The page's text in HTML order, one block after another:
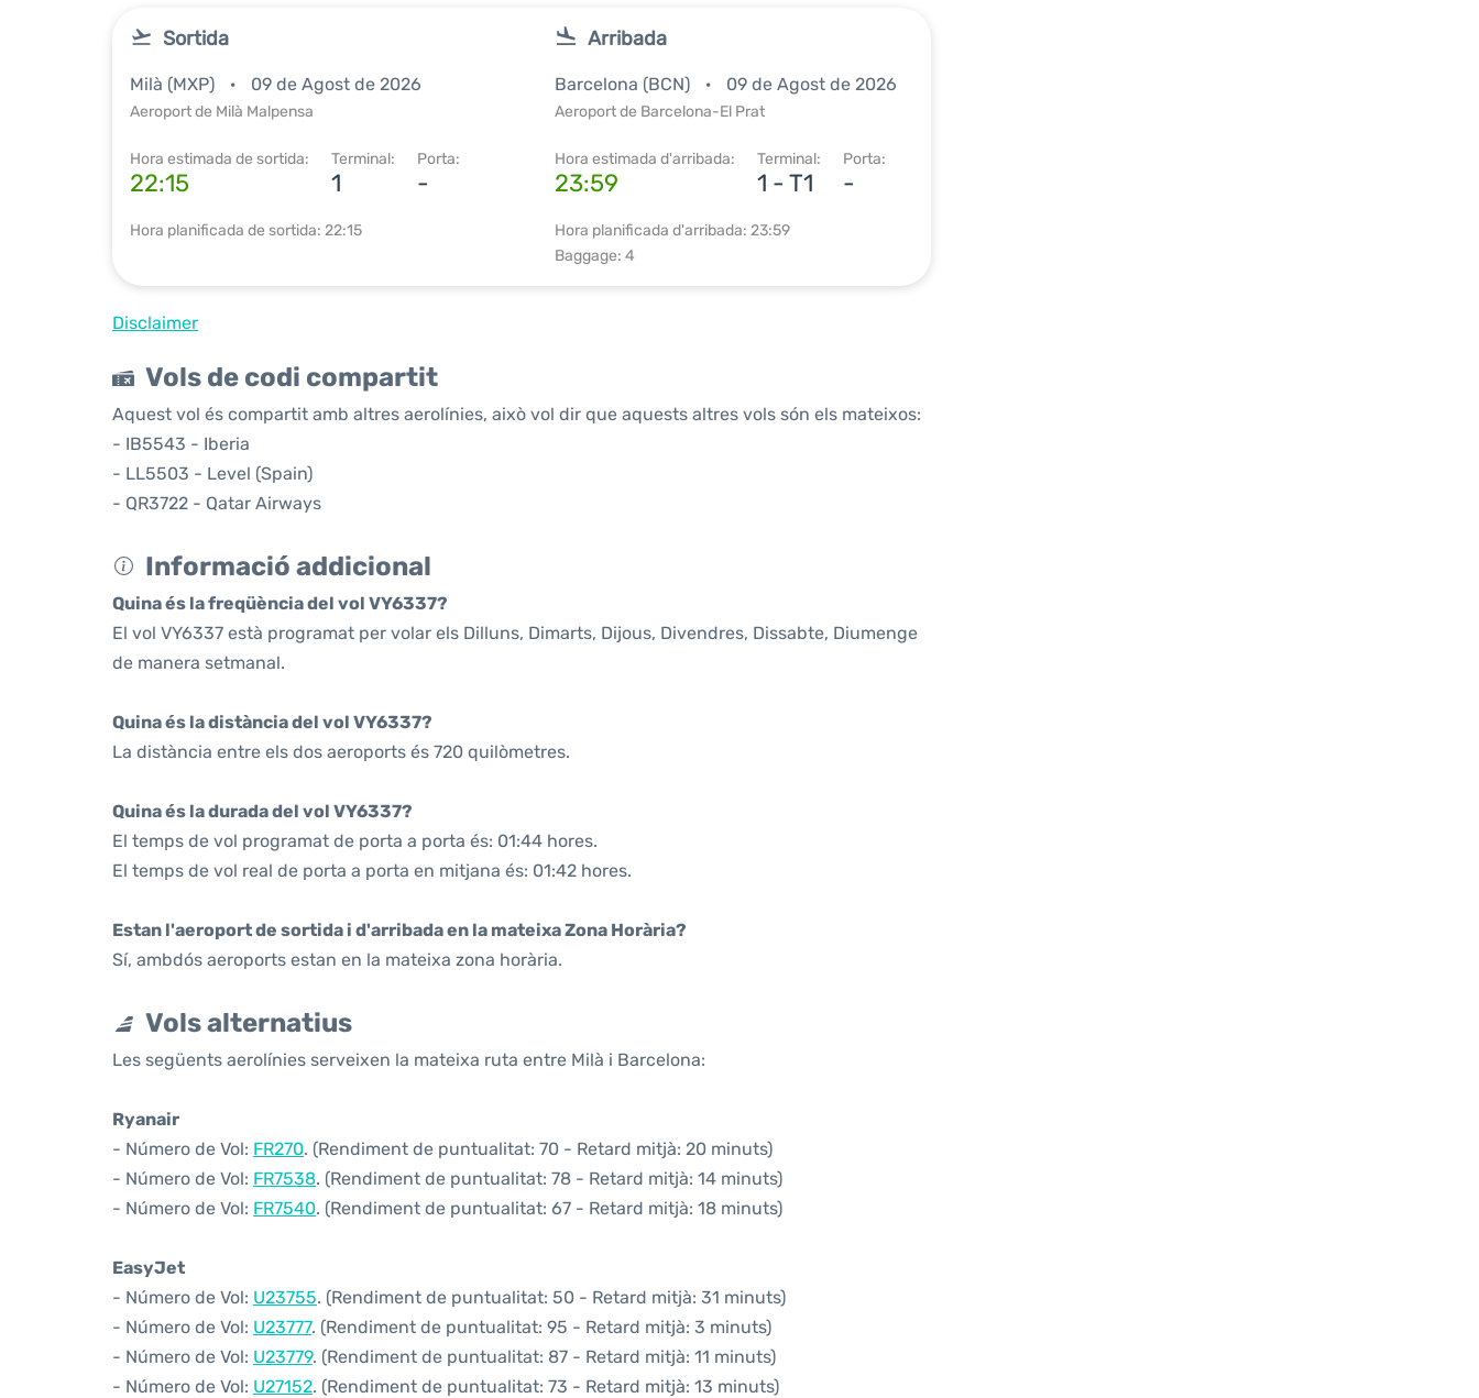
Sortida
Milà (MXP) 09 de Agost de 2026
Aeroport de Milà Malpensa
Hora estimada de sortida:
22:15
Terminal:
1
Porta:
-
Hora planificada de sortida: 22:15
Arribada
Barcelona (BCN) 09 de Agost de 2026
Aeroport de Barcelona-El Prat
Hora estimada d'arribada:
23:59
Terminal:
1 - T1
Porta:
-
Hora planificada d'arribada: 23:59
Baggage: 4
Disclaimer
Vols de codi compartit
Aquest vol és compartit amb altres aerolínies, això vol dir que aquests altres vols són els mateixos:
- IB5543 - Iberia
- LL5503 - Level (Spain)
- QR3722 - Qatar Airways
Informació addicional
Quina és la freqüència del vol VY6337?
El vol VY6337 està programat per volar els Dilluns, Dimarts, Dijous, Divendres, Dissabte, Diumenge
de manera setmanal.
Quina és la distància del vol VY6337?
La distància entre els dos aeroports és 720 quilòmetres.
Quina és la durada del vol VY6337?
El temps de vol programat de porta a porta és: 01:44 hores.
El temps de vol real de porta a porta en mitjana és: 01:42 hores.
Estan l'aeroport de sortida i d'arribada en la mateixa Zona Horària?
Sí, ambdós aeroports estan en la mateixa zona horària.
Vols alternatius
Les següents aerolínies serveixen la mateixa ruta entre Milà i Barcelona:
Ryanair
- Número de Vol: FR270. (Rendiment de puntualitat: 70 - Retard mitjà: 20 minuts)
- Número de Vol: FR7538. (Rendiment de puntualitat: 78 - Retard mitjà: 14 minuts)
- Número de Vol: FR7540. (Rendiment de puntualitat: 67 - Retard mitjà: 18 minuts)
EasyJet
- Número de Vol: U23755. (Rendiment de puntualitat: 50 - Retard mitjà: 31 minuts)
- Número de Vol: U23777. (Rendiment de puntualitat: 95 - Retard mitjà: 3 minuts)
- Número de Vol: U23779. (Rendiment de puntualitat: 87 - Retard mitjà: 11 minuts)
- Número de Vol: U27152. (Rendiment de puntualitat: 73 - Retard mitjà: 13 minuts)